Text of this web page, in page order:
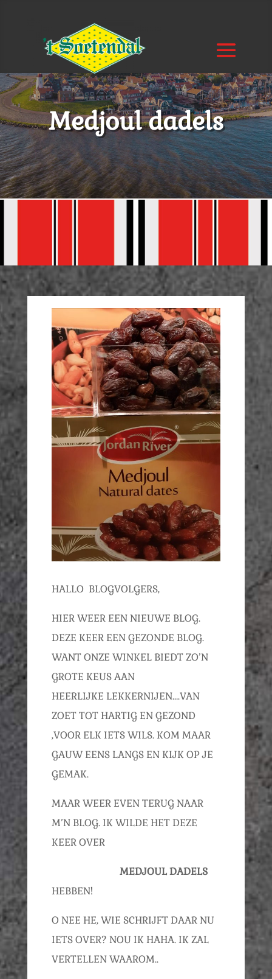
Medjoul dadels
HALLO BLOGVOLGERS,
HIER WEER EEN NIEUWE BLOG.
DEZE KEER EEN GEZONDE BLOG.
WANT ONZE WINKEL BIEDT ZO’N
GROTE KEUS AAN
HEERLIJKE LEKKERNIJEN….VAN
ZOET TOT HARTIG EN GEZOND
,VOOR ELK IETS WILS. KOM MAAR
GAUW EENS LANGS EN KIJK OP JE
GEMAK.
MAAR WEER EVEN TERUG NAAR
M’N BLOG. IK WILDE HET DEZE
KEER OVER
MEDJOUL DADELS
HEBBEN!
O NEE HE, WIE SCHRIJFT DAAR NU
IETS OVER? NOU IK HAHA. IK ZAL
VERTELLEN WAAROM..